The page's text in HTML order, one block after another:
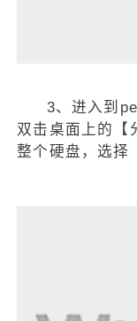
3、进入到
双击桌面上的【
整个硬盘，选择